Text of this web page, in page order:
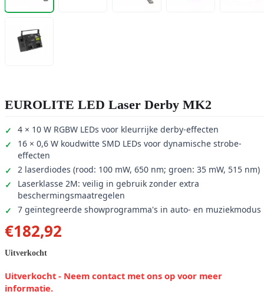
EUROLITE LED Laser Derby MK2
4 × 10 W RGBW LEDs voor kleurrijke derby-effecten
16 × 0,6 W koudwitte SMD LEDs voor dynamische strobe-
effecten
2 laserdiodes (rood: 100 mW, 650 nm; groen: 35 mW, 515 nm)
Laserklasse 2M: veilig in gebruik zonder extra
beschermingsmaatregelen
7 geïntegreerde showprogramma's in auto- en muziekmodus
€182,92
Uitverkocht
Uitverkocht - Neem contact met ons op voor meer
informatie.